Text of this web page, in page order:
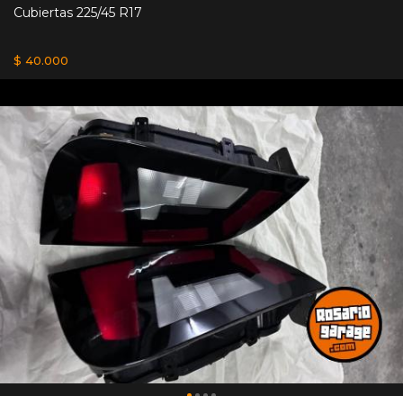
Cubiertas 225/45 R17
$ 40.000